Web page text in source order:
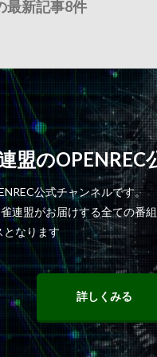
最新記事8件
盟のOPENREC
公式チャンネルです。
連盟がお届けする全ての番
なります
詳しくみる